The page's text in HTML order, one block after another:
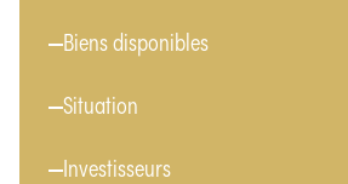
Biens disponibles
Situation
Investisseurs